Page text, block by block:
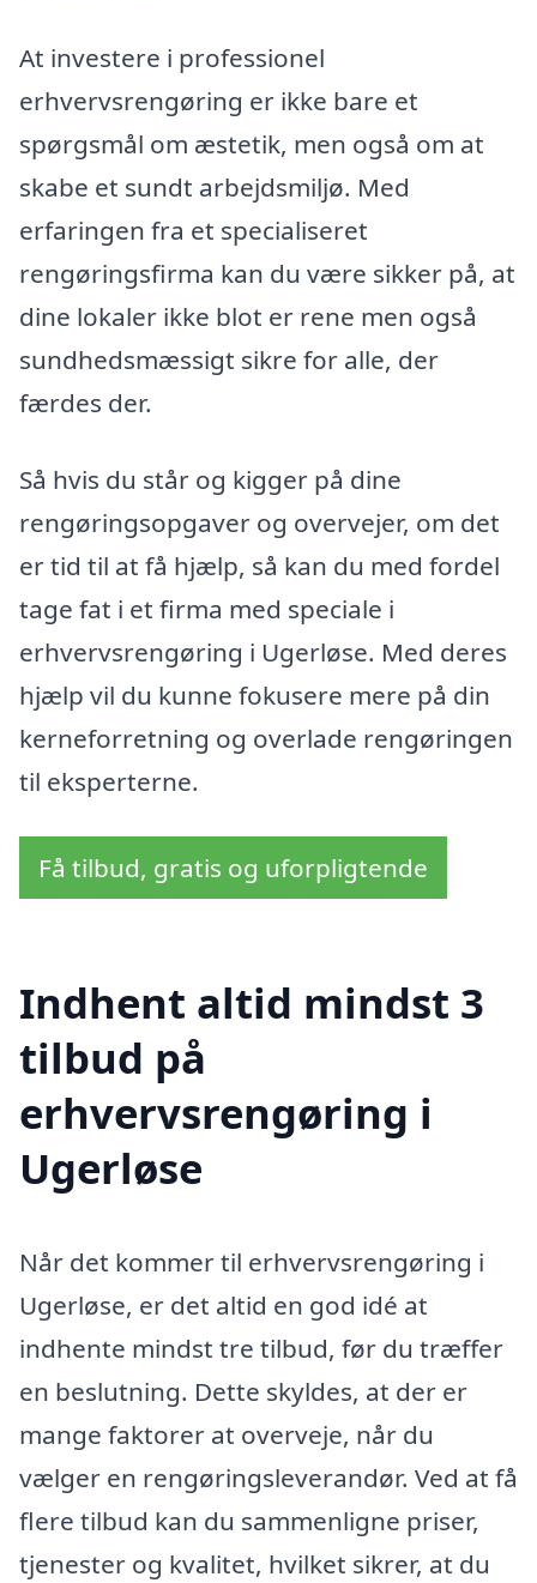
At investere i professionel
erhvervsrengøring er ikke bare et
spørgsmål om æstetik, men også om at
skabe et sundt arbejdsmiljø. Med
erfaringen fra et specialiseret
rengøringsfirma kan du være sikker på, at
dine lokaler ikke blot er rene men også
sundhedsmæssigt sikre for alle, der
færdes der.
Så hvis du står og kigger på dine
rengøringsopgaver og overvejer, om det
er tid til at få hjælp, så kan du med fordel
tage fat i et firma med speciale i
erhvervsrengøring i Ugerløse. Med deres
hjælp vil du kunne fokusere mere på din
kerneforretning og overlade rengøringen
til eksperterne.
Få tilbud, gratis og uforpligtende
Indhent altid mindst 3
tilbud på
erhvervsrengøring i
Ugerløse
Når det kommer til erhvervsrengøring i
Ugerløse, er det altid en god idé at
indhente mindst tre tilbud, før du træffer
en beslutning. Dette skyldes, at der er
mange faktorer at overveje, når du
vælger en rengøringsleverandør. Ved at få
flere tilbud kan du sammenligne priser,
tjenester og kvalitet, hvilket sikrer, at du